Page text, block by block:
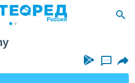
...